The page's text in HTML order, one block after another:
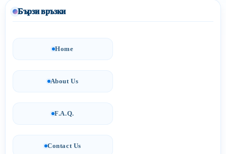
Бързи връзки
Home
About Us
F.A.Q.
Contact Us